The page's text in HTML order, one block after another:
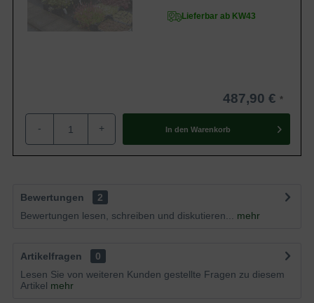
Lieferbar ab KW43
487,90 €
- + In den Warenkorb
Bewertungen
2
Bewertungen lesen, schreiben und diskutieren...
mehr
Artikelfragen
0
Lesen Sie von weiteren Kunden gestellte Fragen zu diesem
Artikel mehr